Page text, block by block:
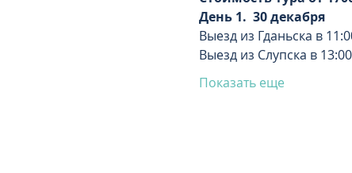
День 1. 30 декабря
Выезд из Гданьска в
Выезд из Слупска в
Показать еще